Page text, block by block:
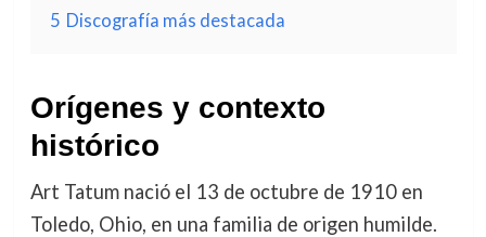
5 Discografía más destacada
Orígenes y contexto
histórico
Art Tatum nació el 13 de octubre de 1910 en
Toledo, Ohio, en una familia de origen humilde.